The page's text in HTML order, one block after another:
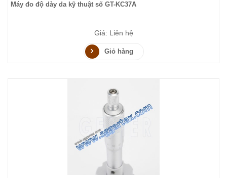
Máy đo độ dày da kỹ thuật số GT-KC37A
Giá: Liên hệ
Giỏ hàng